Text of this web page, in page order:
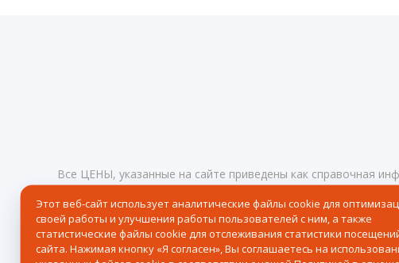
Все ЦЕНЫ, указанные на сайте приведены как справочная
определяемой положениями статьи 437 Гражданского
любое время без предупреждения. Реквизиты
© 2026 Центр северного сафари — Хибины, Кировск,
Политика в отношении обработки персональных данных
Этот веб-сайт использует аналитические файлы cookie для
своей работы и улучшения работы пользователей с ним, а также
статистические файлы cookie для отслеживания статистики
сайта. Нажимая кнопку «Я согласен», Вы соглашаетесь на